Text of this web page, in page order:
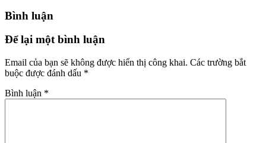
Bình luận
Để lại một bình luận
Email của bạn sẽ không được hiển thị công khai. Các trường bắt
buộc được đánh dấu *
Bình luận *